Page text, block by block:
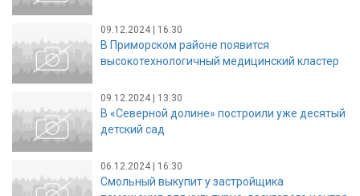
09.12.2024 | 16:30
В Приморском районе появится
высокотехнологичный медицинский кластер
09.12.2024 | 13:30
В «Северной долине» построили уже десятый
детский сад
06.12.2024 | 16:30
Смольный выкупит у застройщика